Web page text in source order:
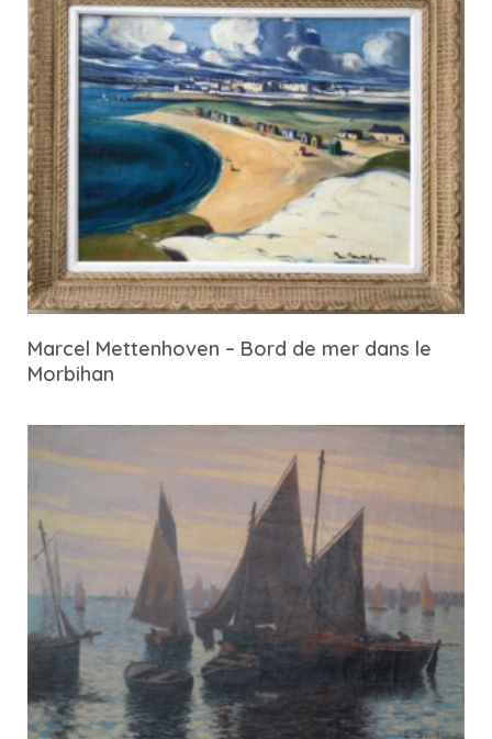
Marcel Mettenhoven – Bord de mer dans le
Morbihan